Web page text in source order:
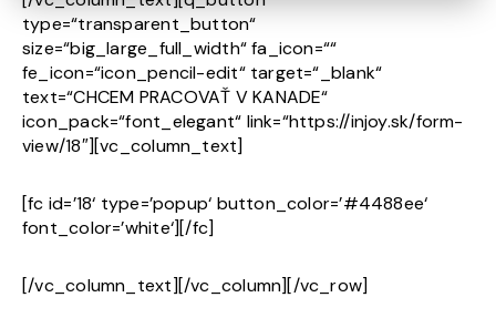
type=“transparent_button“
size=“big_large_full_width“ fa_icon=““
fe_icon=“icon_pencil-edit“ target=“_blank“
text=“CHCEM PRACOVAŤ V KANADE“
icon_pack=“font_elegant“ link=“https://injoy.sk/form-
view/18″][vc_column_text]
[fc id=’18‘ type=’popup‘ button_color=’#4488ee‘
font_color=’white‘][/fc]
[/vc_column_text][/vc_column][/vc_row]